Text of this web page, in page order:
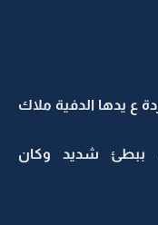
ع يدها الدفية ملاك
ببطئ شديد وكان